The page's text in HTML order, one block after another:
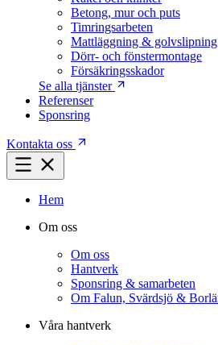
Betong, mur och puts
Timringsarbeten
Mattläggning & golvslipning
Dörr- och fönstermontage
Försäkringsskador
Se alla tjänster
Referenser
Sponsring
Kontakta oss
Hem
Om oss
Om oss
Hantverk
Sponsring & samarbeten
Om Falun, Svärdsjö &
Våra hantverk